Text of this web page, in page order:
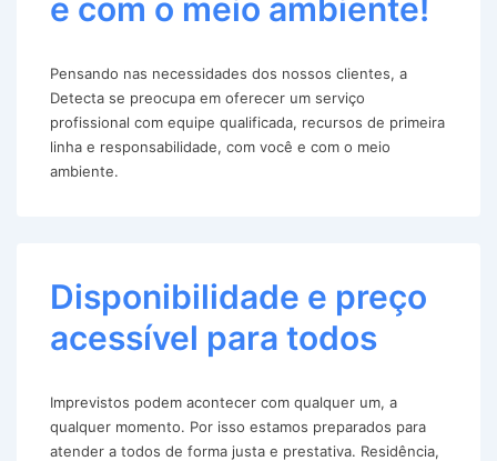
e com o meio ambiente!
Pensando nas necessidades dos nossos clientes, a
Detecta se preocupa em oferecer um serviço
profissional com equipe qualificada, recursos de primeira
linha e responsabilidade, com você e com o meio
ambiente.
Disponibilidade e preço
acessível para todos
Imprevistos podem acontecer com qualquer um, a
qualquer momento. Por isso estamos preparados para
atender a todos de forma justa e prestativa. Residência,